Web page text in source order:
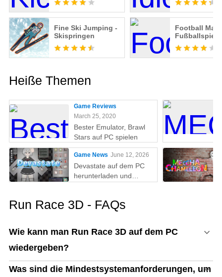
Fine Ski Jumping -
Skispringen
Football
Fußballspiel
Heiße Themen
Game Reviews
March 25, 2020
Bester Emulator, Brawl
Stars auf PC spielen
Game News June 12, 2026
Devastate auf dem PC
herunterladen und
Play
Run Race 3D - FAQs
Wie kann man Run Race 3D auf dem PC
wiedergeben?
Was sind die Mindestsystemanforderungen, um